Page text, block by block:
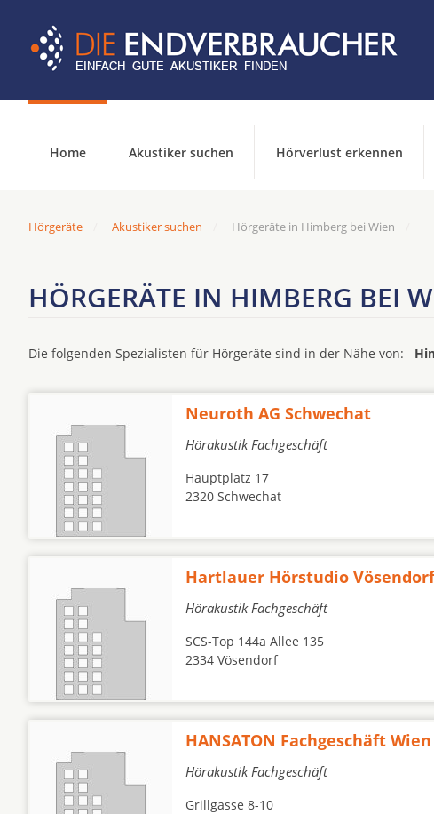
Home Akustiker suchen Hörverlust erkennen
Hörgeräte Akustiker suchen Hörgeräte in Himberg bei Wien
HÖRGERÄTE IN HIMBERG BEI
Die folgenden Spezialisten für Hörgeräte sind in der Nähe von:
Neuroth AG Schwechat
Hörakustik Fachgeschäft
Hauptplatz 17
2320 Schwechat
Hartlauer Hörstudio Vösendorf
Hörakustik Fachgeschäft
SCS-Top 144a Allee 135
2334 Vösendorf
HANSATON Fachgeschäft
Hörakustik Fachgeschäft
Grillgasse 8-10